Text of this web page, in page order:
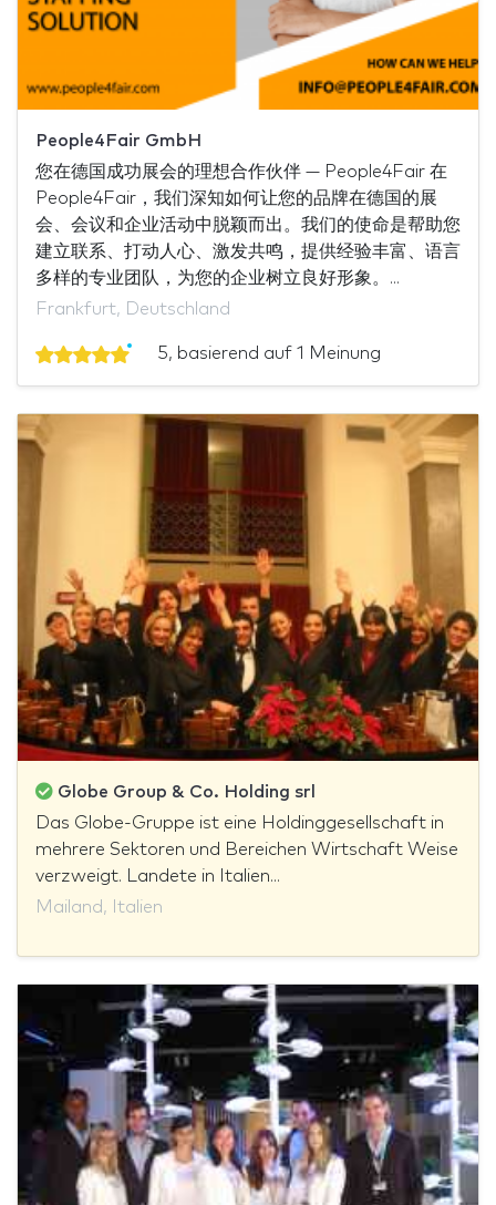
People4Fair GmbH
您在德国成功展会的理想合作伙伴 — People4Fair 在
People4Fair，我们深知如何让您的品牌在德国的展
会、会议和企业活动中脱颖而出。我们的使命是帮助您
建立联系、打动人心、激发共鸣，提供经验丰富、语言
多样的专业团队，为您的企业树立良好形象。...
Frankfurt, Deutschland
5, basierend auf 1 Meinung
Globe Group & Co. Holding srl
Das Globe-Gruppe ist eine Holdinggesellschaft in
mehrere Sektoren und Bereichen Wirtschaft Weise
verzweigt. Landete in Italien...
Mailand, Italien